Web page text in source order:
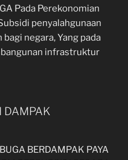
Pada Perekonomian
penyalahgunaan
negara, Yang pada
infrastruktur
DAMPAK
BERDAMPAK PAYA